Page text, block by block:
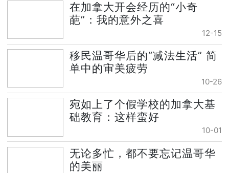
在加拿大开会经历的“小奇
葩”：我的意外之喜
12-15
移民温哥华后的“减法生活” 简
单中的审美疲劳
10-26
宛如上了个假学校的加拿大基
础教育：这样蛮好
10-01
无论多忙，都不要忘记温哥华
的美丽